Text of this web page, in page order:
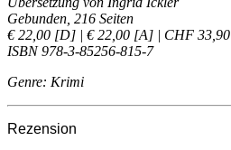
Gebunden, 216 Seiten
€ 22,00 [D] | € 22,00 [A] | CHF 33,90
ISBN 978-3-85256-815-7
Genre: Krimi
Rezension